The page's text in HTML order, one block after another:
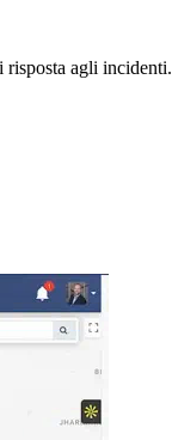
risposta agli incidenti.